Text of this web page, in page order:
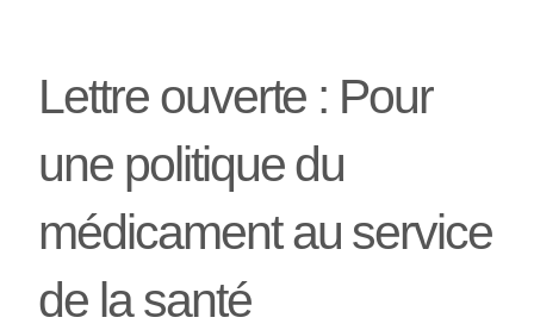
Lettre ouverte : Pour
une politique du
médicament au service
de la santé